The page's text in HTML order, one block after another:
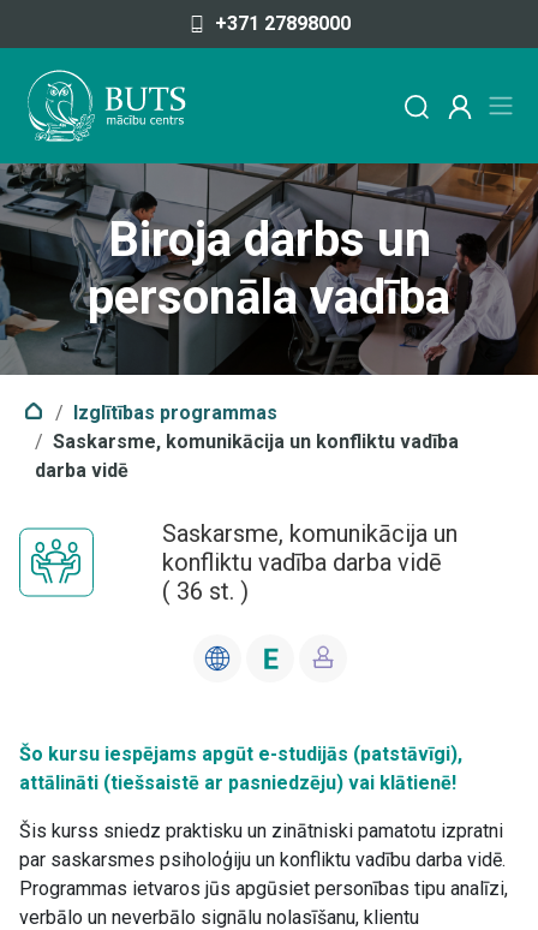
+371 27898000
Biroja darbs un
personāla vadība
Izglītības programmas
Saskarsme, komunikācija un konfliktu vadība
darba vidē
Saskarsme, komunikācija un
konfliktu vadība darba vidē
( 36 st. )
Šo kursu iespējams apgūt e-studijās (patstāvīgi),
attālināti (tiešsaistē ar pasniedzēju) vai klātienē!
Šis kurss sniedz praktisku un zinātniski pamatotu izpratni
par saskarsmes psiholoģiju un konfliktu vadību darba vidē.
Programmas ietvaros jūs apgūsiet personības tipu analīzi,
verbālo un neverbālo signālu nolasīšanu, klientu